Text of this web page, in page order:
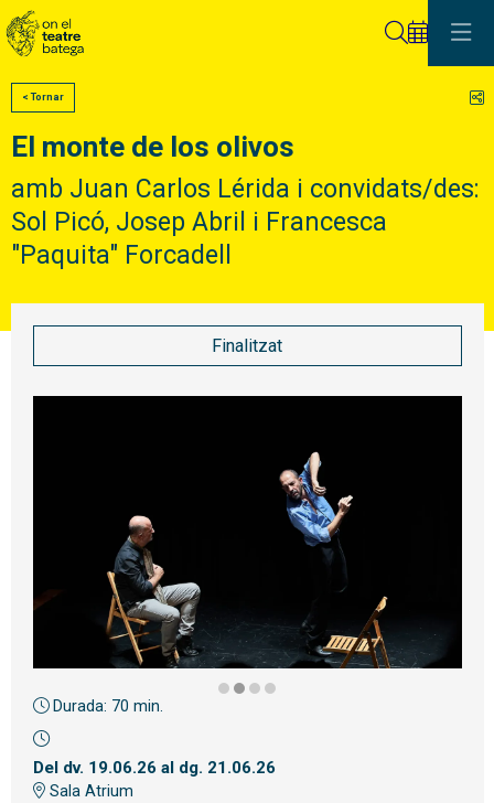
< Tornar
El monte de los olivos
amb Juan Carlos Lérida i convidats/des:
Sol Picó, Josep Abril i Francesca
"Paquita" Forcadell
Finalitzat
Diapositiva 2 de 4: © Inma Quesada
Durada: 70 min.
Del dv. 19.06.26al dg. 21.06.26
Sala Atrium